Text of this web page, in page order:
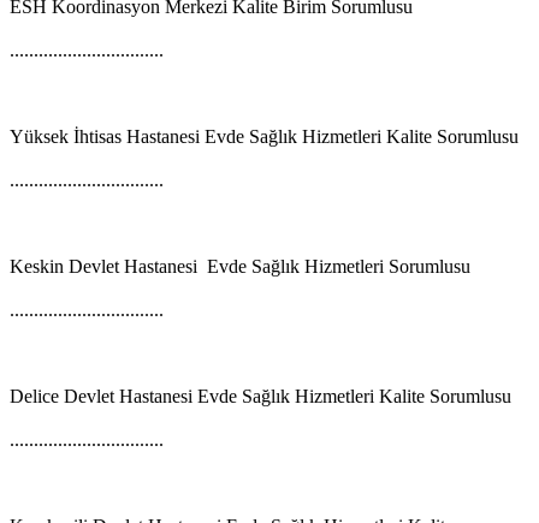
ESH Koordinasyon Merkezi Kalite Birim Sorumlusu
................................
Yüksek İhtisas Hastanesi Evde Sağlık Hizmetleri Kalite Sorumlusu
................................
Keskin Devlet Hastanesi Evde Sağlık Hizmetleri Sorumlusu
................................
Delice Devlet Hastanesi Evde Sağlık Hizmetleri Kalite Sorumlusu
................................